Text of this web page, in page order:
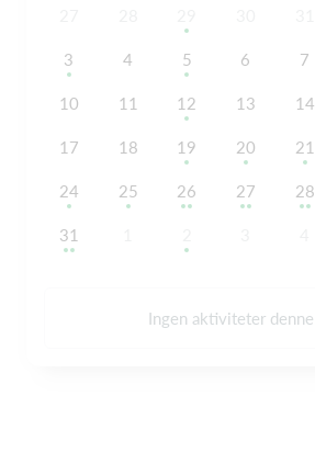
3 4 5 6 7
10 11 12 13 14
17 18 19 20 21
24 25 26 27 28
31
Ingen aktiviteter denne